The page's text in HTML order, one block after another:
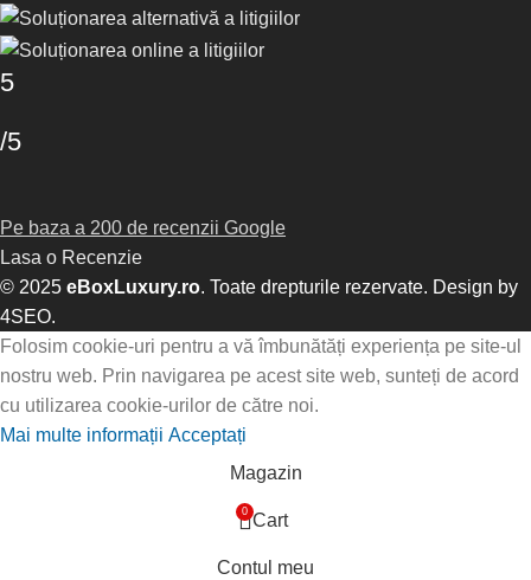
5
/5
Pe baza a 200 de recenzii Google
Lasa o Recenzie
© 2025 eBoxLuxury.ro. Toate drepturile rezervate. Design by
4SEO.
Folosim cookie-uri pentru a vă îmbunătăți experiența pe site-ul
nostru web. Prin navigarea pe acest site web, sunteți de acord
cu utilizarea cookie-urilor de către noi.
Mai multe informații Acceptați
Magazin
0 Cart
Contul meu